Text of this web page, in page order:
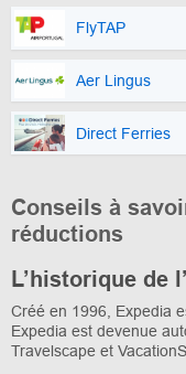
FlyTAP
Aer Lingus
Direct Ferries
Conseils à
réductions
L’historique de
Créé en 1996, Expedia
Expedia est devenue
Travelscape et